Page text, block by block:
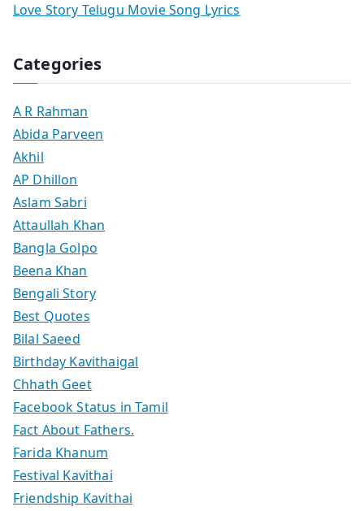
Love Story Telugu Movie Song Lyrics
Categories
A R Rahman
Abida Parveen
Akhil
AP Dhillon
Aslam Sabri
Attaullah Khan
Bangla Golpo
Beena Khan
Bengali Story
Best Quotes
Bilal Saeed
Birthday Kavithaigal
Chhath Geet
Facebook Status in Tamil
Fact About Fathers.
Farida Khanum
Festival Kavithai
Friendship Kavithai